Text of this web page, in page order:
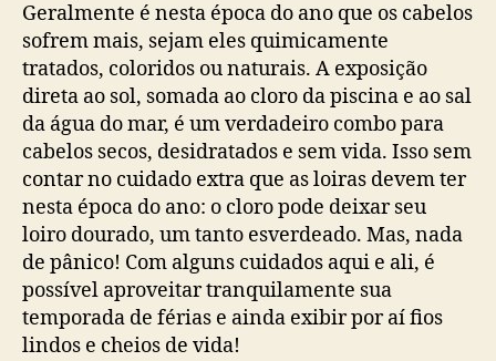
Geralmente é nesta época do ano que os cabelos
sofrem mais, sejam eles quimicamente
tratados, coloridos ou naturais. A exposição
direta ao sol, somada ao cloro da piscina e ao sal
da água do mar, é um verdadeiro combo para
cabelos secos, desidratados e sem vida. Isso sem
contar no cuidado extra que as loiras devem ter
nesta época do ano: o cloro pode deixar seu
loiro dourado, um tanto esverdeado. Mas, nada
de pânico! Com alguns cuidados aqui e ali, é
possível aproveitar tranquilamente sua
temporada de férias e ainda exibir por aí fios
lindos e cheios de vida!